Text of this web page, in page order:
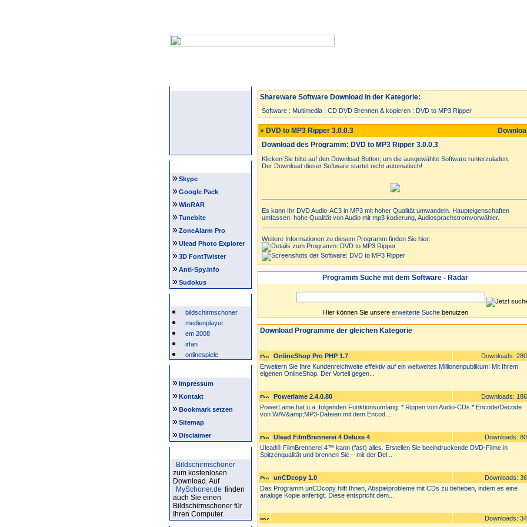
»Skype
»Google Pack
»WinRAR
»Tunebite
»ZoneAlarm Pro
»Ulead Photo Explorer
»3D FontTwister
»Anti-Spy.Info
»Sudokus
bildschirmschoner
medienplayer
em 2008
irfan
onlinespiele
»Impressum
»Kontakt
»Bookmark setzen
»Sitemap
»Disclaimer
Bildschirmschoner
zum kostenlosen
Download. Auf
MySchoner.de finden
auch Sie einen
Bildschirmschoner für
Ihren Computer.
Shareware Software Download in der Kategorie:
Software : Multimedia : CD DVD Brennen & kopieren : DVD to MP3 Ripper
» DVD to MP3 Ripper 3.0.0.3
Download des Programm: DVD to MP3 Ripper 3.0.0.3
Klicken Sie bitte auf den Download Button, um die ausgewählte Software runterzuladen.
Der Download dieser Software startet nicht automatisch!
Es kann Ihr DVD Audio-AC3 in MP3 mit hoher Qualität umwandeln. Haupteigenschaften
umfassen: hohe Qualität von Audio mit mp3 kodierung, Audiosprachstromvorwähler.
Weitere Informationen zu diesem Programm finden Sie hier:
Programm Suche mit dem Software - Radar
Hier können Sie unsere erweiterte Suchebenutzen
Download Programme der gleichen Kategorie
OnlineShop Pro PHP 1.7
Downloads:
Erweitern Sie Ihre Kundenreichweite effektiv auf ein weltweites Millionenpublikum! Mit Ihrem
eigenen OnlineShop. Der Vorteil gegen...
Powerlame 2.4.0.80
Downloads:
PowerLame hat u.a. folgenden Funktionsumfang: * Rippen von Audio-CDs * Encode/Decode
von WAV&amp;MP3-Dateien mit dem Encod...
Ulead FilmBrennerei 4 Deluxe 4
Downloads:
Ulead® FilmBrennerei 4™ kann (fast) alles. Erstellen Sie beeindruckende DVD-Filme in
Spitzenqualität und brennen Sie – mit der Del...
unCDcopy 1.0
Downloads:
Das Programm unCDcopy hilft Ihnen, Abspielprobleme mit CDs zu beheben, indem es eine
analoge Kopie anfertigt. Diese entspricht dem...
Downloads: